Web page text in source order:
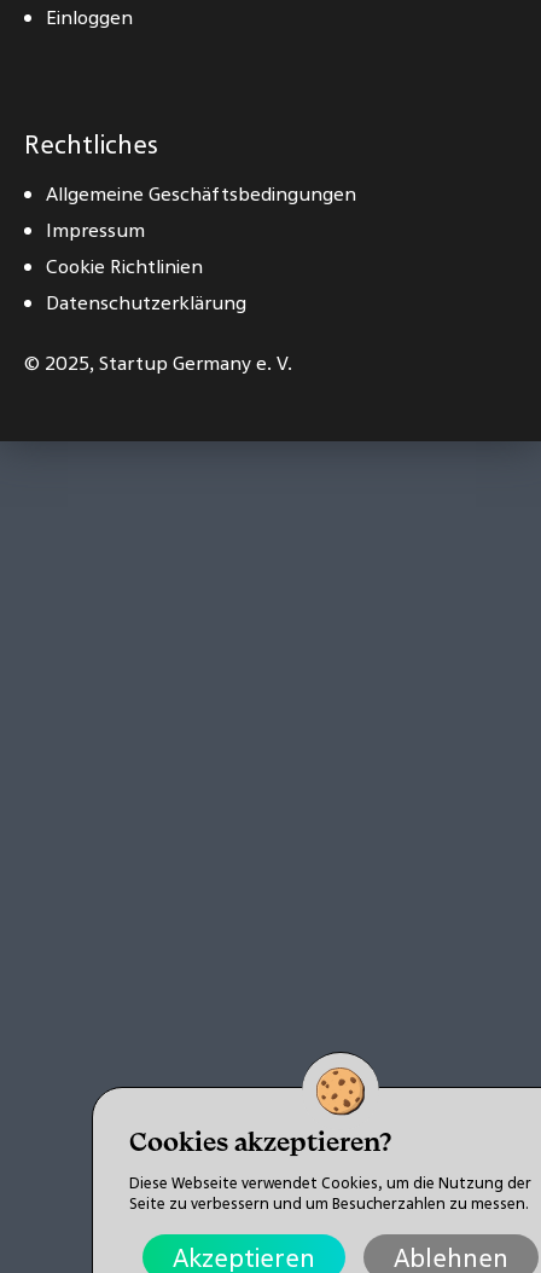
Einloggen
Rechtliches
Allgemeine Geschäftsbedingungen
Impressum
Cookie Richtlinien
Datenschutzerklärung
© 2025,Startup Germany e. V.
Cookies akzeptieren?
Diese Webseite verwendet Cookies, um die Nutzung der
Seite zu verbessern und um Besucherzahlen zu messen.
Akzeptieren Ablehnen